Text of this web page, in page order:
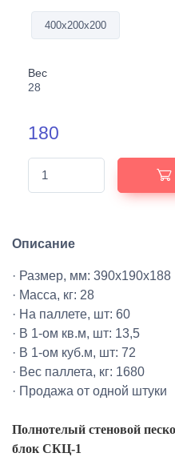
400х200х200
Вес
28
180
Описание
· Размер, мм: 390х190х188
· Масса, кг: 28
· На паллете, шт: 60
· В 1-ом кв.м, шт: 13,5
· В 1-ом куб.м, шт: 72
· Вес паллета, кг: 1680
· Продажа от одной штуки
Полнотелый стеновой
блок СКЦ-1